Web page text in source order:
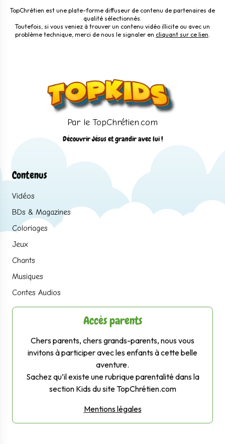
TopChrétien est une plate-forme diffuseur de contenu de partenaires de
qualité sélectionnés.
Toutefois, si vous veniez à trouver un contenu vidéo illicite ou avec un
problème technique, merci de nous le signaler en cliquant sur ce lien
Par le TopChrétien.com
Découvrir Jésus et grandir avec lui !
Contenus
Vidéos
BDs & Magazines
Coloriages
Jeux
Chants
Musiques
Contes Audios
Accès parents
Chers parents, chers grands-parents, nous vous
invitons à participer avec les enfants à cette belle
aventure.
Sachez qu’il existe une rubrique parentalité dans la
section Kids du site TopChrétien.com
Mentions légales